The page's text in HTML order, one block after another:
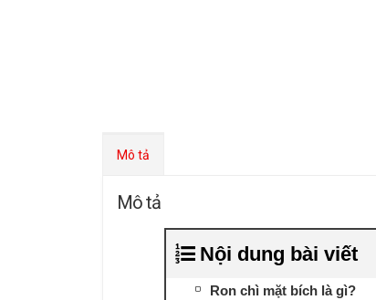
Mô tả
Mô tả
Nội dung bài viết
Ron chì mặt bích là gì?